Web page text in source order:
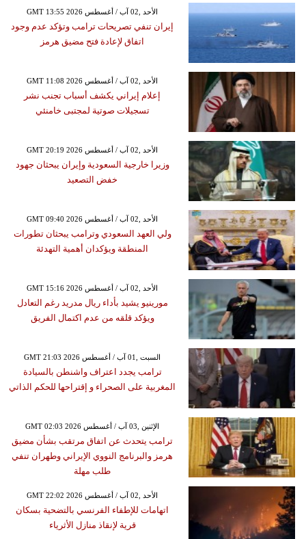
GMT 13:55 2026 الأحد ,02 آب / أغسطس
إيران تنفي تصريحات ترامب وتؤكد عدم وجود
اتفاق لإعادة فتح مضيق هرمز
GMT 11:08 2026 الأحد ,02 آب / أغسطس
إعلام إيراني يكشف أسباب تجنب نشر
تسجيلات صوتية لمجتبى خامنئي
GMT 20:19 2026 الأحد ,02 آب / أغسطس
وزيرا خارجية السعودية وإيران يبحثان جهود
خفض التصعيد
GMT 09:40 2026 الأحد ,02 آب / أغسطس
ولي العهد السعودي وترامب يبحثان تطورات
المنطقة ويؤكدان أهمية التهدئة
GMT 15:16 2026 الأحد ,02 آب / أغسطس
مورينيو يشيد بأداء ريال مدريد رغم التعادل
ويؤكد قلقه من عدم اكتمال الفريق
GMT 21:03 2026 السبت ,01 آب / أغسطس
ترامب يجدد اعتراف واشنطن بالسيادة
المغربية على الصحراء و إقتراحها للحكم الذاتي
GMT 02:03 2026 الإثنين ,03 آب / أغسطس
ترامب يتحدث عن اتفاق مرتقب بشأن مضيق
هرمز والبرنامج النووي الإيراني وطهران تنفي
طلب مهلة
GMT 22:02 2026 الأحد ,02 آب / أغسطس
اتهامات للإطفاء الفرنسي بالتضحية بسكان
قرية لإنقاذ منازل الأثرياء